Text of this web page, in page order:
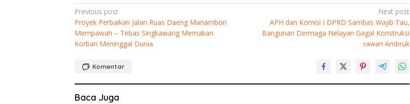
Navigasi
pos
Previous post
Proyek Perbaikan Jalan Ruas Daeng Manambon
Mempawah – Tebas Singkawang Memakan
Korban Meninggal Dunia
Next post
APH dan Komisi I DPRD Sambas Wajib Tau,
Bangunan Dermaga Nelayan Gagal Konstruksi
rawan Ambruk
Komentar
Baca Juga